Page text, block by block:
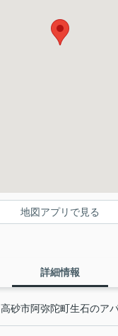
地図アプリで見る
詳細情報
高砂市阿弥陀町生石のア